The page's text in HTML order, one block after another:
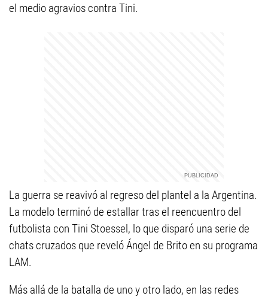
el medio agravios contra Tini.
La guerra se reavivó al regreso del plantel a la Argentina.
La modelo terminó de estallar tras el reencuentro del
futbolista con Tini Stoessel, lo que disparó una serie de
chats cruzados que reveló Ángel de Brito en su programa
LAM.
Más allá de la batalla de uno y otro lado, en las redes